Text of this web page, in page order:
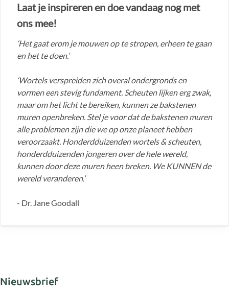
Laat je inspireren en doe vandaag nog met
ons mee!
‘Het gaat erom je mouwen op te stropen, erheen te gaan
en het te doen.’
‘Wortels verspreiden zich overal ondergronds en
vormen een stevig fundament. Scheuten lijken erg zwak,
maar om het licht te bereiken, kunnen ze bakstenen
muren openbreken. Stel je voor dat de bakstenen muren
alle problemen zijn die we op onze planeet hebben
veroorzaakt. Honderdduizenden wortels & scheuten,
honderdduizenden jongeren over de hele wereld,
kunnen door deze muren heen breken. We KUNNEN de
wereld veranderen.’
- Dr. Jane Goodall
Nieuwsbrief